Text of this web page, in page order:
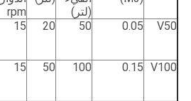
(لتر)
rpm
V50
0.05
50
20
15
V100
0.15
100
50
15